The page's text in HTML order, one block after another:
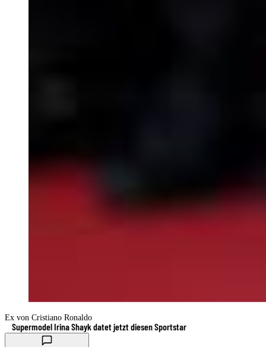
Ex von Cristiano Ronaldo
Supermodel Irina Shayk datet jetzt diesen Sportstar